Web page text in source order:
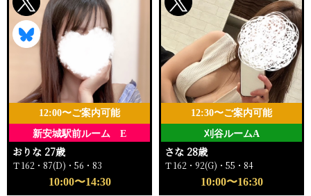
新安城駅前ルーム E
12:00〜ご案内可能
おりな 27歳
Ｔ162・87(D)・56・83
10:00〜14:30
刈谷ルームA
12:30〜ご案内可能
さな 28歳
Ｔ162・92(G)・55・84
10:00〜16:30